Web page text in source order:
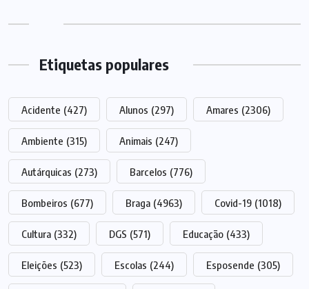
Etiquetas populares
Acidente (427) Alunos (297) Amares (2306)
Ambiente (315) Animais (247)
Autárquicas (273) Barcelos (776)
Bombeiros (677) Braga (4963) Covid-19 (1018)
Cultura (332) DGS (571) Educação (433)
Eleições (523) Escolas (244) Esposende (305)